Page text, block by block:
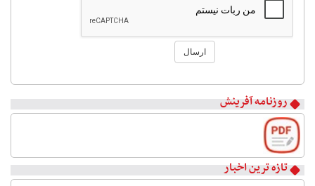
ارسال
روزنامه آفرینش
۲
۳
۴
۵
۶
۷
۸
تازه ترین اخبار